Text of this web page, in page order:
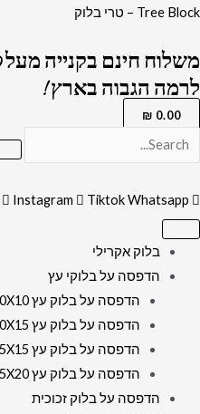
דילוג
Tree Block – טרי בלוק
לרמה הגבוה בארץ !
0.00
₪
Instagram TiktokWhatsapp
בלוק אקרילי
הדפסה על בלוקי עץ
הדפסה על בלוק עץ 10X10 ס"מ
הדפסה על בלוק עץ 10X15 ס"מ
הדפסה על בלוק עץ 15X15 ס"מ
הדפסה על בלוק עץ 15X20 ס”מ
הדפסה על בלוק זכוכית
כמות
2429
-
ברכת
בלוק
שקוף